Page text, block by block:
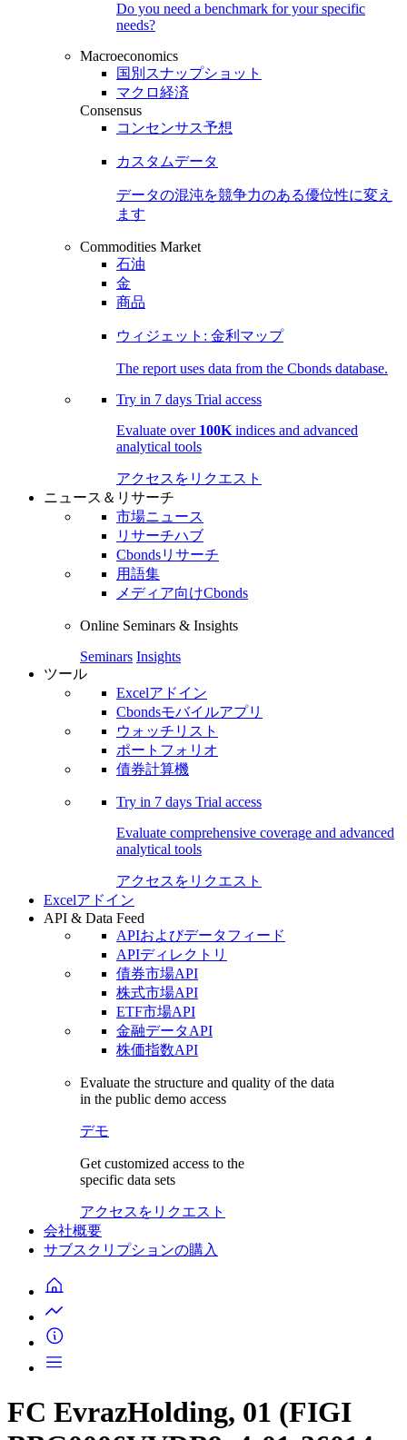
Do you need a benchmark for your specific
needs?
Macroeconomics
国別スナップショット
マクロ経済
Consensus
コンセンサス予想
カスタムデータ
データの混沌を競争力のある優位性に変え
ます
Commodities Market
石油
金
商品
ウィジェット: 金利マップ
The report uses data from the Cbonds database.
Try in 7 days Trial access
Evaluate over 100K indices and advanced
analytical tools
アクセスをリクエスト
ニュース＆リサーチ
市場ニュース
リサーチハブ
Cbondsリサーチ
用語集
メディア向けCbonds
Online Seminars & Insights
Seminars Insights
ツール
Excelアドイン
Cbondsモバイルアプリ
ウォッチリスト
ポートフォリオ
債券計算機
Try in 7 days Trial access
Evaluate comprehensive coverage and advanced
analytical tools
アクセスをリクエスト
Excelアドイン
API & Data Feed
APIおよびデータフィード
APIディレクトリ
債券市場API
株式市場API
ETF市場API
金融データAPI
株価指数API
Evaluate the structure and quality of the data
in the public demo access
デモ
Get customized access to the
specific data sets
アクセスをリクエスト
会社概要
サブスクリプションの購入
FC EvrazHolding, 01 (FIGI